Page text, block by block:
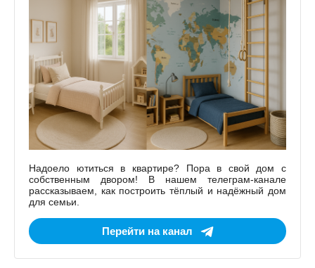
Надоело ютиться в квартире? Пора в свой дом с
собственным двором! В нашем телеграм-канале
рассказываем, как построить тёплый и надёжный дом
для семьи.
Перейти на канал